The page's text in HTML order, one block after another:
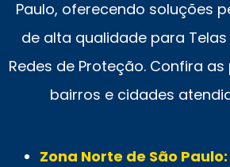
Paulo, oferecendo soluções
de alta qualidade para
Redes de Proteção. Confira
bairros e cidades
Zona Norte de São Paulo: